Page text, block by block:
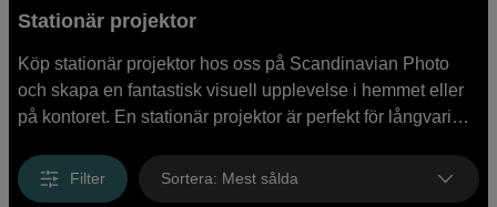
Stationär projektor
Köp stationär projektor hos oss på Scandinavian Photo
och skapa en fantastisk visuell upplevelse i hemmet eller
på kontoret. En stationär projektor är perfekt för långvarig
presentationer i konferensrummet som för att skapa en
egen hemmabio i vardagsrummet. Vi erbjuder projektorer
Filter Sortera: Mest sålda